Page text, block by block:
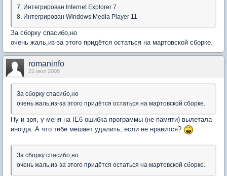
7. Интегрирован Internet Explorer 7
8. Интегрирован Windows Media Player 11
За сборку спасибо,но
очень жаль,из-за этого придётся остаться на мартовской сборке.
romaninfo
21 июл 2008
За сборку спасибо,но
очень жаль,из-за этого придётся остаться на мартовской сборке.
Ну и зря, у меня на IE6 ошибка программы (не памяти) вылетала
иногда. А что тебе мешает удалить, если не нравится?
За сборку спасибо,но
очень жаль,из-за этого придётся остаться на мартовской сборке.